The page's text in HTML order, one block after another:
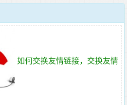
如何交换友情链接，交换友情